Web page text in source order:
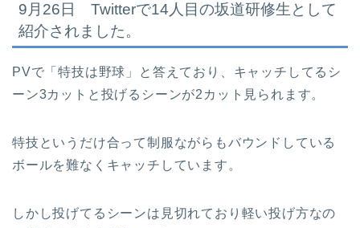
9月26日 Twitterで14人目の坂道研修生として
紹介されました。
PVで「特技は野球」と答えており、キャッチしてるシ
ーン3カットと投げるシーンが2カット見られます。
特技というだけ合って制服ながらもバウンドしている
ボールを難なくキャッチしています。
しかし投げてるシーンは見切れており軽い投げ方なの